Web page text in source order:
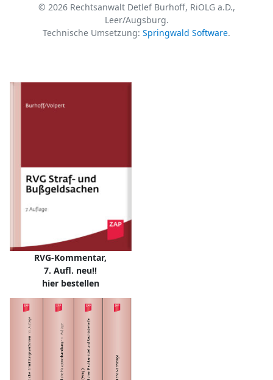
© 2026 Rechtsanwalt Detlef Burhoff, RiOLG a.D.,
Leer/Augsburg.
Technische Umsetzung: Springwald Software.
RVG-Kommentar,
7. Aufl. neu!!
hier bestellen